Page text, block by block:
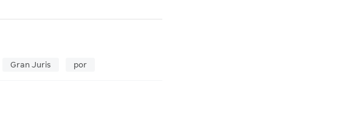
Gran Juris por